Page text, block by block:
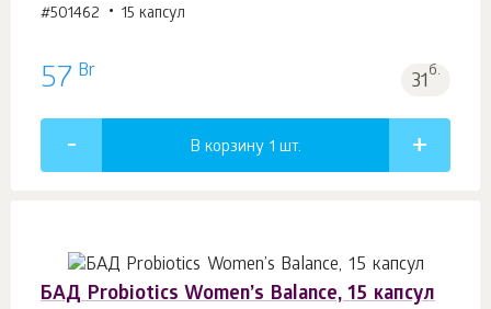
#501462 15 капсул
57 Br 31б.
В корзину 1 шт.
БАД Probiotics Women’s Balance, 15 капсул